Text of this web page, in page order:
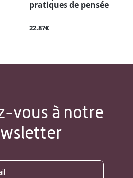
pratiques de pensée
22.87€
vous à notre